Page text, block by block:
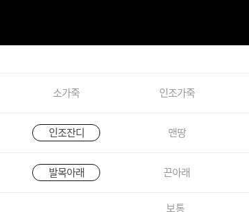
소가죽 인조가죽
인조잔디 맨땅
발목아래 끈아래
보통